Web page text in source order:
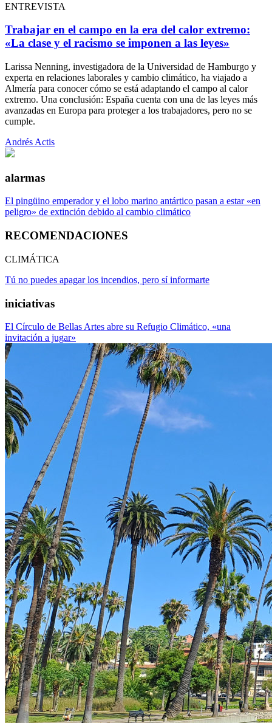
ENTREVISTA
Trabajar en el campo en la era del calor extremo:
«La clase y el racismo se imponen a las leyes»
Larissa Nenning, investigadora de la Universidad de Hamburgo y
experta en relaciones laborales y cambio climático, ha viajado a
Almería para conocer cómo se está adaptando el campo al calor
extremo. Una conclusión: España cuenta con una de las leyes más
avanzadas en Europa para proteger a los trabajadores, pero no se
cumple.
Andrés Actis
alarmas
El pingüino emperador y el lobo marino antártico pasan a estar «en
peligro» de extinción debido al cambio climático
RECOMENDACIONES
CLIMÁTICA
Tú no puedes apagar los incendios, pero sí informarte
iniciativas
El Círculo de Bellas Artes abre su Refugio Climático, «una
invitación a jugar»